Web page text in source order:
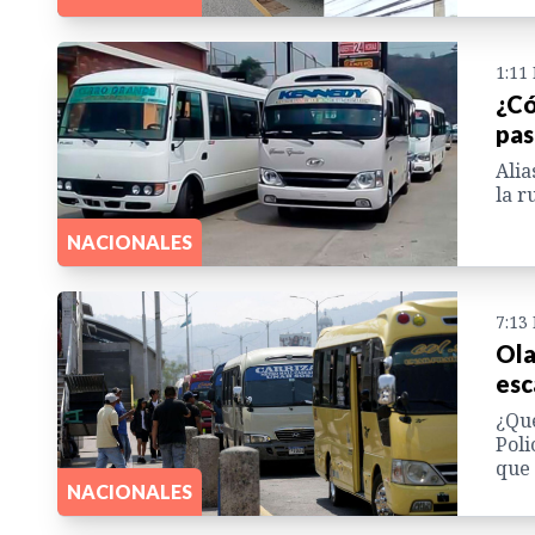
NACIONALES
1:11
la
NACIONALES
7:13